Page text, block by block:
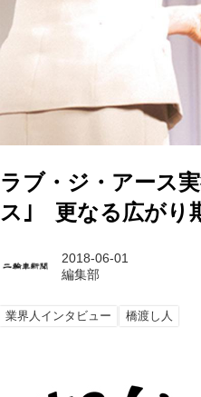
ラブ・ジ・アース
ス｣ 更なる広がり
2018-06-01
編集部
業界人インタビュー 橋渡し人